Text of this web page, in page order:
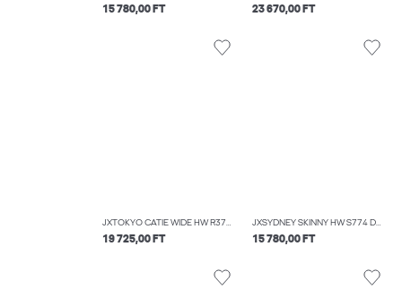
15 780,00 FT 23 670,00 FT
JXTOKYO CATIE WIDE HW R379 DNM
19 725,00 FT
JXSYDNEY SKINNY HW S774 DNM NOOS
15 780,00 FT